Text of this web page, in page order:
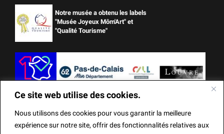
Ce site web utilise des cookies.
Nous utilisons des cookies pour vous garantir la meilleure
expérience sur notre site, offrir des fonctionnalités relatives aux
Notre musée a obtenu les labels
"Musée Joyeux Môm'Art" et
"Qualité Tourisme"